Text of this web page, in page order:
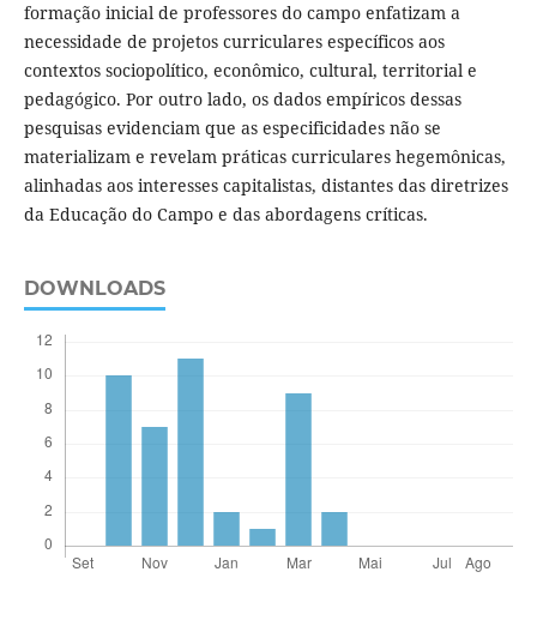
formação inicial de professores do campo enfatizam a
necessidade de projetos curriculares específicos aos
contextos sociopolítico, econômico, cultural, territorial e
pedagógico. Por outro lado, os dados empíricos dessas
pesquisas evidenciam que as especificidades não se
materializam e revelam práticas curriculares hegemônicas,
alinhadas aos interesses capitalistas, distantes das diretrizes
da Educação do Campo e das abordagens críticas.
DOWNLOADS